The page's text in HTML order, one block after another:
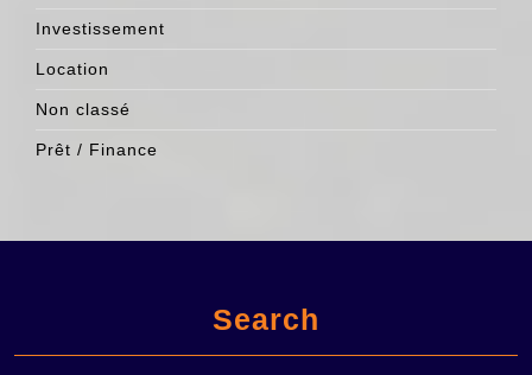
Investissement
Location
Non classé
Prêt / Finance
Search